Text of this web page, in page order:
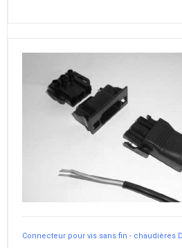
Connecteur pour vis sans fin - chaudières